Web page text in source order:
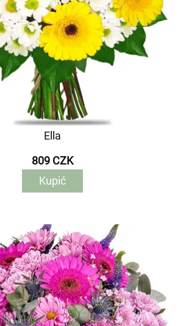
Ella
809 CZK
Kupić